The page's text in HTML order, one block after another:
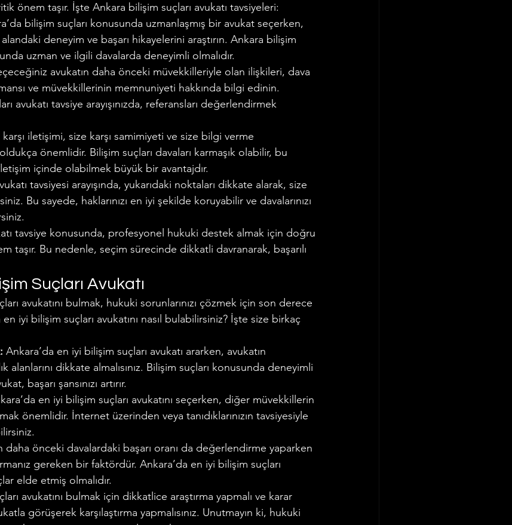
önem taşır. İşte Ankara bilişim suçları avukatı tavsiyeleri:
bilişim suçları konusunda uzmanlaşmış bir avukat seçerken,
deneyim ve başarı hikayelerini araştırın. Ankara bilişim
uzman ve ilgili davalarda deneyimli olmalıdır.
avukatın daha önceki müvekkilleriyle olan ilişkileri, dava
ve müvekkillerinin memnuniyeti hakkında bilgi edinin.
avukatı tavsiye arayışınızda, referansları değerlendirmek
karşı iletişimi, size karşı samimiyeti ve size bilgi verme
önemlidir. Bilişim suçları davaları karmaşık olabilir, bu
içinde olabilmek büyük bir avantajdır.
tavsiyesi arayışında, yukarıdaki noktaları dikkate alarak, size
Bu sayede, haklarınızı en iyi şekilde koruyabilir ve davalarınızı
tavsiye konusunda, profesyonel hukuki destek almak için doğru
taşır. Bu nedenle, seçim sürecinde dikkatli davranarak, başarılı
Suçları Avukatı
avukatını bulmak, hukuki sorunlarınızı çözmek için son derece
iyi bilişim suçları avukatını nasıl bulabilirsiniz? İşte size birkaç
Ankara’da en iyi bilişim suçları avukatı ararken, avukatın
alanlarını dikkate almalısınız. Bilişim suçları konusunda deneyimli
başarı şansınızı artırır.
en iyi bilişim suçları avukatını seçerken, diğer müvekkillerin
önemlidir. İnternet üzerinden veya tanıdıklarınızın tavsiyesiyle
daha önceki davalardaki başarı oranı da değerlendirme yaparken
gereken bir faktördür. Ankara’da en iyi bilişim suçları
elde etmiş olmalıdır.
avukatını bulmak için dikkatlice araştırma yapmalı ve karar
görüşerek karşılaştırma yapmalısınız. Unutmayın ki, hukuki